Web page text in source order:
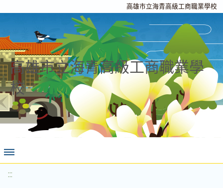
高雄市立海青高級工商職業學校
高雄市立海青高級工商職業學
校
:::